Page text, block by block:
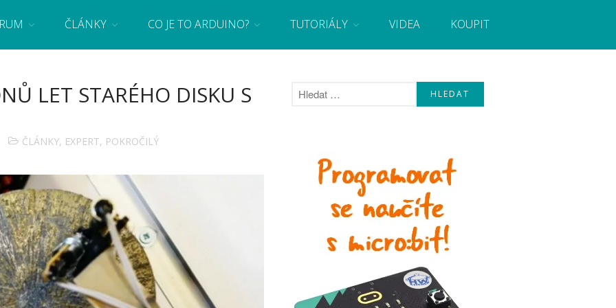
se základy programování a elektroniky zábavnou formou! Arduino a microbit projekty, návody, novinky i tutoriály pro začátečníky i pro
ČLÁNKY CO JE TO ARDUINO? TUTORIÁLY VIDEA KOUPIT
LET STARÉHO DISKU S
ČLÁNKY, EXPERT, POKROČILÝ